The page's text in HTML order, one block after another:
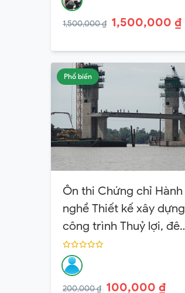
1,500,000 ₫ 1,500,000 ₫
Phổ biến
Ôn thi Chứng chỉ Hành
nghề Thiết kế xây dựng
công trình Thuỷ lợi, đê
điều Hạng 2
200,000 ₫ 100,000 ₫